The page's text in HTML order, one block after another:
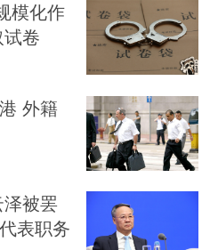
模化作
卷
外籍
被罢
表职务